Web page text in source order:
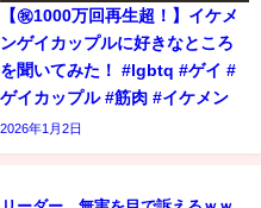
【㊗️1000万回再生超！】イケメ
ンゲイカップルに好きなところ
を聞いてみた！ #lgbtq #ゲイ #
ゲイカップル #筋肉 #イケメン
2026年1月2日